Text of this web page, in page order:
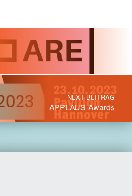
NEXT BEITRAG
APPLAUS-Awards